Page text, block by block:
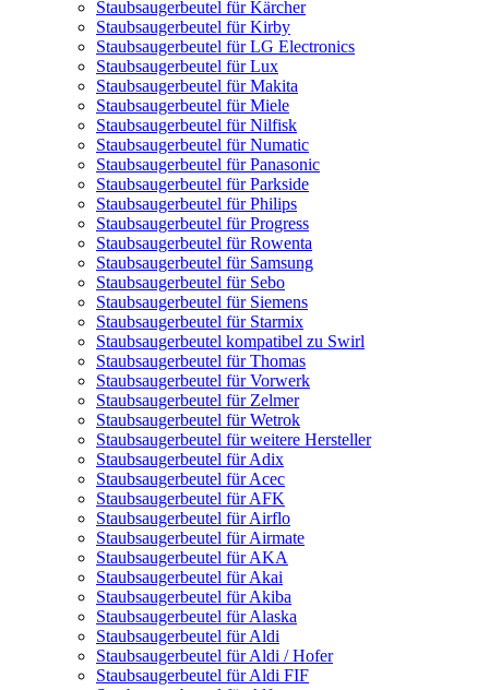
Staubsaugerbeutel für Kärcher
Staubsaugerbeutel für Kirby
Staubsaugerbeutel für LG Electronics
Staubsaugerbeutel für Lux
Staubsaugerbeutel für Makita
Staubsaugerbeutel für Miele
Staubsaugerbeutel für Nilfisk
Staubsaugerbeutel für Numatic
Staubsaugerbeutel für Panasonic
Staubsaugerbeutel für Parkside
Staubsaugerbeutel für Philips
Staubsaugerbeutel für Progress
Staubsaugerbeutel für Rowenta
Staubsaugerbeutel für Samsung
Staubsaugerbeutel für Sebo
Staubsaugerbeutel für Siemens
Staubsaugerbeutel für Starmix
Staubsaugerbeutel kompatibel zu Swirl
Staubsaugerbeutel für Thomas
Staubsaugerbeutel für Vorwerk
Staubsaugerbeutel für Zelmer
Staubsaugerbeutel für Wetrok
Staubsaugerbeutel für weitere Hersteller
Staubsaugerbeutel für Adix
Staubsaugerbeutel für Acec
Staubsaugerbeutel für AFK
Staubsaugerbeutel für Airflo
Staubsaugerbeutel für Airmate
Staubsaugerbeutel für AKA
Staubsaugerbeutel für Akai
Staubsaugerbeutel für Akiba
Staubsaugerbeutel für Alaska
Staubsaugerbeutel für Aldi
Staubsaugerbeutel für Aldi / Hofer
Staubsaugerbeutel für Aldi FIF